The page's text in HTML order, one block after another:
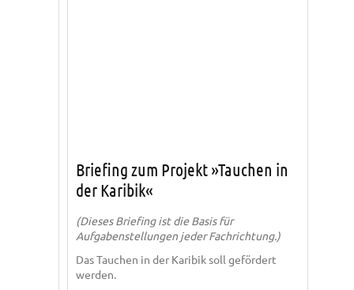
Briefing zum Projekt »Tauchen in
der Karibik«
(Dieses Briefing ist die Basis für
Aufgabenstellungen jeder Fachrichtung.)
Das Tauchen in der Karibik soll gefördert
werden.